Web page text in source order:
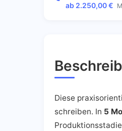
ab 2.250,00 €
Diese
schreiben. In 5